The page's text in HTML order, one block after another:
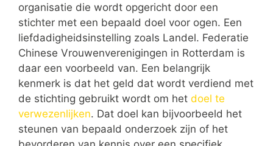
organisatie die wordt opgericht door een
stichter met een bepaald doel voor ogen. Een
liefdadigheidsinstelling zoals Landel. Federatie
Chinese Vrouwenverenigingen in Rotterdam is
daar een voorbeeld van. Een belangrijk
kenmerk is dat het geld dat wordt verdiend met
de stichting gebruikt wordt om het doel te
verwezenlijken. Dat doel kan bijvoorbeeld het
steunen van bepaald onderzoek zijn of het